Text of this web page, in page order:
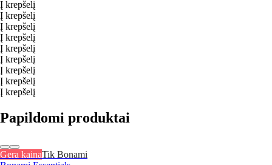
Į krepšelį
Į krepšelį
Į krepšelį
Į krepšelį
Į krepšelį
Į krepšelį
Į krepšelį
Į krepšelį
Į krepšelį
Papildomi produktai
Gera kainaTik Bonami